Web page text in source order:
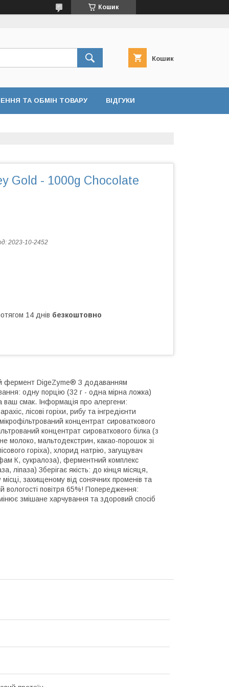
Кошик
Кошик
ТА ОБМІН ТОВАРУ ВІДГУКИ
Gold - 1000g Chocolate
2023-10-2452
14 днів безкоштовно
фермент DigeZyme® З додаванням
одну порцію (32 г - одна мірна ложка)
смак. Інформація про алергени:
лісові горіхи, рибу та інгредієнти
концентрат сироваткового
концентрат сироваткового білка (з
молоко, мальтодекстрин, какао-порошок зі
горіха), хлорид натрію, загущувач
К, сукралоза), ферментний комплекс
Зберігає якість: до кінця місяця,
місці, захищеному від сонячних променів та
вологості повітря 65%! Попередження:
змішане харчування та здоровий спосіб